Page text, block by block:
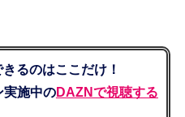
るのはここだけ！
実施中のDAZNで視聴する